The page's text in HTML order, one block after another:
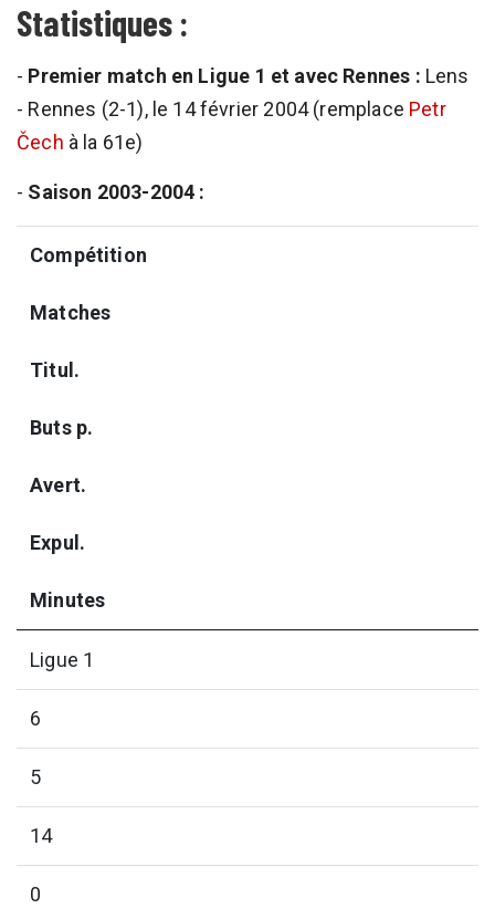
Statistiques :
- Premier match en Ligue 1 et avec Rennes : Lens
- Rennes (2-1), le 14 février 2004 (remplace Petr
Čech à la 61e)
- Saison 2003-2004 :
Compétition
Matches
Titul.
Buts p.
Avert.
Expul.
Minutes
Ligue 1
6
5
14
0